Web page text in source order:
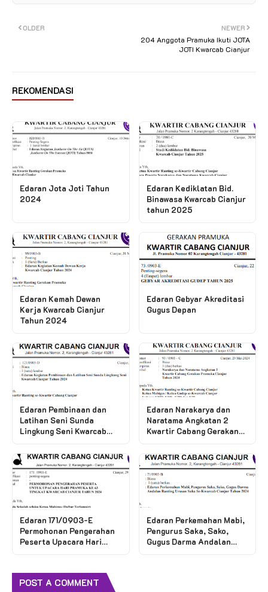
NEWER
204 Anggota Pramuka Ikuti JOTA
JOTI Kwarcab Cianjur
OLDER
REKOMENDASI
Edaran Jota Joti Tahun
2024
Edaran Kediklatan Bid.
Binawasa Kwarcab Cianjur
tahun 2025
Edaran Kemah Dewan
Kerja Kwarcab Cianjur
Tahun 2024
Edaran Gebyar Akreditasi
Gugus Depan
Edaran Pembinaan dan
Latihan Seni Sunda
Lingkung Seni Kwarcab
Edaran Narakarya dan
Naratama Angkatan 2
Kwartir Cabang Gerakan
2024
Edaran 171/0903-E
Permohonan Pengerahan
Peserta Upacara Hari
Edaran Perkemahan Mabi,
Pengurus Saka, Sako,
Gugus Darma Andalan
POST A COMMENT